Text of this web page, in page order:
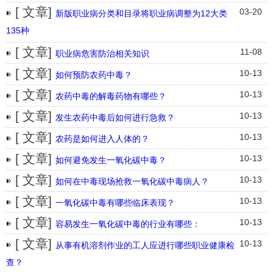
03-20
[ 文章] 新版职业病分类和目录将职业病调整为12大类
135种
11-08
[ 文章] 职业病危害防治相关知识
10-13
[ 文章] 如何预防农药中毒？
10-13
[ 文章] 农药中毒的解毒药物有哪些？
10-13
[ 文章] 发生农药中毒后如何进行急救？
10-13
[ 文章] 农药是如何进入人体的？
10-13
[ 文章] 如何避免发生一氧化碳中毒？
10-13
[ 文章] 如何在中毒现场抢救一氧化碳中毒病人？
10-13
[ 文章] 一氧化碳中毒有哪些临床表现？
10-13
[ 文章] 容易发生一氧化碳中毒的行业有哪些：
10-13
[ 文章] 从事有机溶剂作业的工人应进行哪些职业健康检
查？